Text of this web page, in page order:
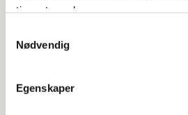
tjenestene deres.
Nødvendig
Egenskaper
TAPWELL